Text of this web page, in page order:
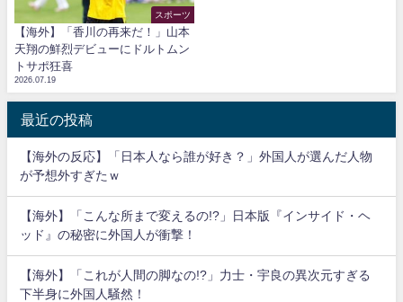
スポーツ
【海外】「香川の再来だ！」山本
天翔の鮮烈デビューにドルトムン
トサポ狂喜
2026.07.19
最近の投稿
【海外の反応】「日本人なら誰が好き？」外国人が選んだ人物
が予想外すぎたｗ
【海外】「こんな所まで変えるの!?」日本版『インサイド・ヘ
ッド』の秘密に外国人が衝撃！
【海外】「これが人間の脚なの!?」力士・宇良の異次元すぎる
下半身に外国人騒然！